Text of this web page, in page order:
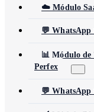
☁️ Módulo
💬 WhatsApp
📊 Módulo de
Perfex
💬 WhatsApp